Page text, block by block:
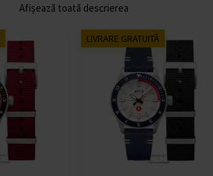
Afișează toată descrierea
LIVRARE GRATUITĂ